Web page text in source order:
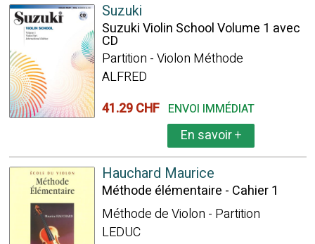
Suzuki
Suzuki Violin School Volume 1 avec
CD
Partition - Violon Méthode
ALFRED
41.29 CHF ENVOI IMMÉDIAT
En savoir+
Hauchard Maurice
Méthode élémentaire - Cahier 1
Méthode de Violon - Partition
LEDUC